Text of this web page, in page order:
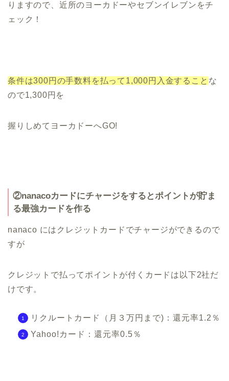
りますので、近所のヨーカドーやセブンイレブンをチ
ェック！
条件は300円の手数料を払って1,000円入金すること な
ので1,300円を
握りしめてヨーカドーへGO!
②nanacoカードにチャージをするとポイントが貯ま
る最強カードを作る
nanaco にはクレジットカードでチャージができるので
すが
クレジットで払ってポイントが付くカードは以下2社だ
けです。
リクルートカード（月３万円まで)：還元率1.2％
Yahoo!カード：還元率0.5％